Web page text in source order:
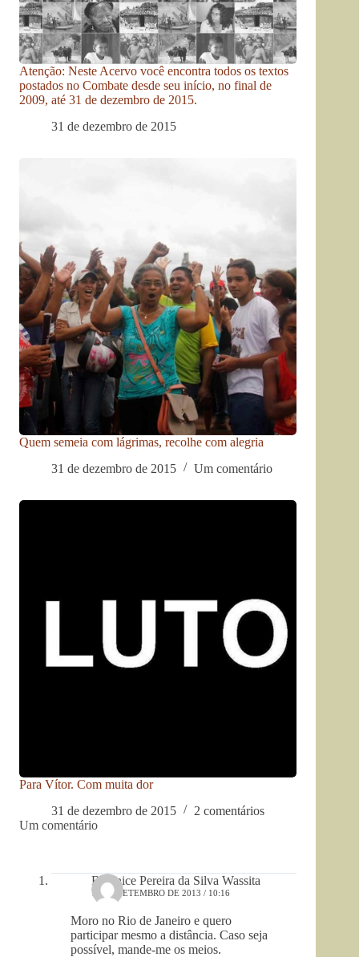
Atenção: Neste Acervo você encontra todos os textos
postados no Combate desde seu início, no final de
2009, até 31 de dezembro de 2015.
31 de dezembro de 2015
Quem semeia com lágrimas, recolhe com alegria
31 de dezembro de 2015
Um comentário
Para Vítor. Com muita dor
31 de dezembro de 2015
2 comentários
Um comentário
Berenice Pereira da Silva Wassita
13 DE SETEMBRO DE 2013 / 10:16
Moro no Rio de Janeiro e quero
participar mesmo a distância. Caso seja
possível, mande-me os meios.